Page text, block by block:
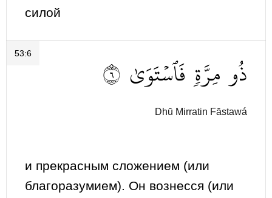
силой
53:6 ذُو مِرَّةٖ فَٱسۡتَوَىٰ ٦
Dhū Mirratin Fāstawá
и прекрасным сложением (или
благоразумием). Он вознесся (или